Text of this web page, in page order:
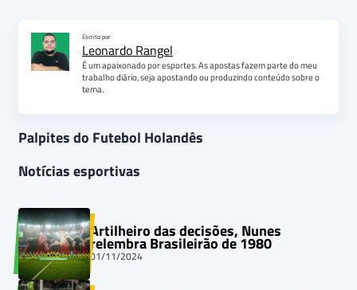
Escrito por
Leonardo Rangel
É um apaixonado por esportes. As apostas fazem parte do meu
trabalho diário, seja apostando ou produzindo conteúdo sobre o
tema.
Palpites do Futebol Holandês
Notícias esportivas
Artilheiro das decisões, Nunes
relembra Brasileirão de 1980
01/11/2024